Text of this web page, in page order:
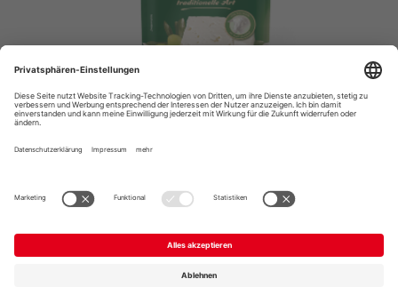
TRADITIONELLE ART, 150G
Jetzt entdecken